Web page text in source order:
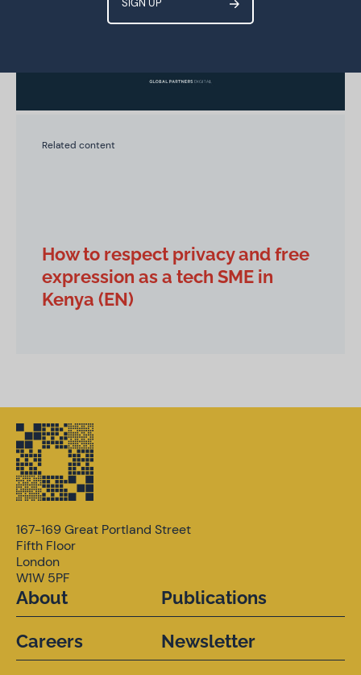
Related content
How to respect privacy and free
expression as a tech SME in
Kenya (EN)
167-169 Great Portland Street
Fifth Floor
London
W1W 5PF
About
Careers
Publications
Newsletter